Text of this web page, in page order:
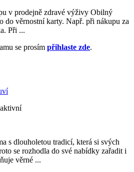
v prodejně zdravé výživy Obilný
do věrnostní karty. Např. při nákupu za
Při ...
se prosím přihlaste zde.
s dlouholetou tradicí, která si svých
se rozhodla do své nabídky zařadit i
věrné ...